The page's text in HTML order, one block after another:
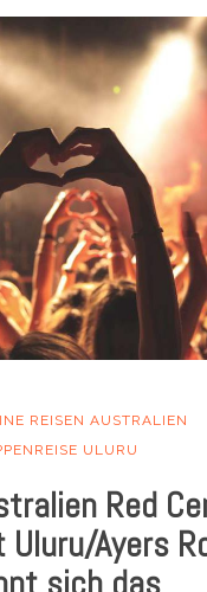
REISEN AUSTRALIEN
ULURU
Red
Uluru/Ayers